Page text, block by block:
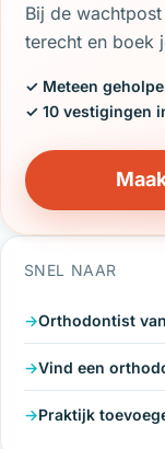
Bij de
terecht en boek
✓ Meteen
✓ 10 vestigingen
SNEL NAAR
Orthodontist
Vind een
Praktijk